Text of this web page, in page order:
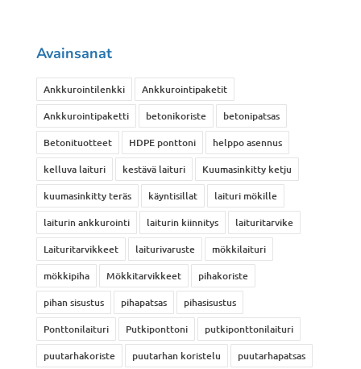
Avainsanat
Ankkurointilenkki
Ankkurointipaketit
Ankkurointipaketti
betonikoriste
betonipatsas
Betonituotteet
HDPE ponttoni
helppo asennus
kelluva laituri
kestävä laituri
Kuumasinkitty ketju
kuumasinkitty teräs
käyntisillat
laituri mökille
laiturin ankkurointi
laiturin kiinnitys
laituritarvike
Laituritarvikkeet
laiturivaruste
mökkilaituri
mökkipiha
Mökkitarvikkeet
pihakoriste
pihan sisustus
pihapatsas
pihasisustus
Ponttonilaituri
Putkiponttoni
putkiponttonilaituri
puutarhakoriste
puutarhan koristelu
puutarhapatsas